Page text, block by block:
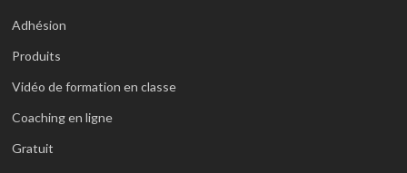
Adhésion
Produits
Vidéo de formation en classe
Coaching en ligne
Gratuit